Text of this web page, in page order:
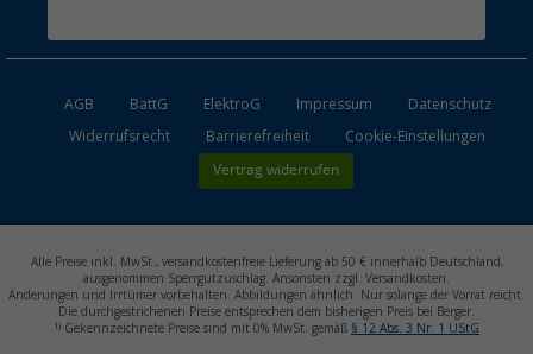
AGB BattG ElektroG Impressum
Datenschutz
Widerrufsrecht
Barrierefreiheit Cookie-Einstellungen
Vertrag widerrufen
Alle Preise inkl. MwSt., versandkostenfreie Lieferung ab 50 € innerhalb Deutschland,
ausgenommen Sperrgutzuschlag. Ansonsten zzgl. Versandkosten.
Änderungen und Irrtümer vorbehalten. Abbildungen ähnlich. Nur solange der Vorrat reicht.
Die durchgestrichenen Preise entsprechen dem bisherigen Preis bei Berger.
1) Gekennzeichnete Preise sind mit 0% MwSt. gemäß § 12 Abs. 3 Nr. 1 UStG